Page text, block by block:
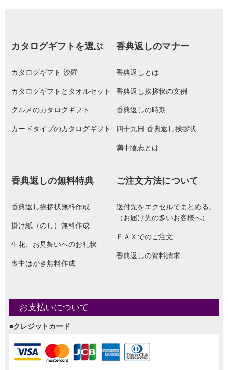
カタログギフトを選ぶ
カタログギフト 沙羅
カタログギフトとタオルセット
グルメのカタログギフト
カードタイプのカタログギフト
香典返しのマナー
香典返しとは
香典返し挨拶状の文例
香典返しの時期
四十九日 香典返し挨拶状
満中陰志とは
香典返しの無料特典
香典返し挨拶状無料作成
掛け紙（のし）無料作成
生花、お見舞いへのお礼状
喪中はがき無料作成
ご注文方法について
送付先をエクセルでまとめる。
（お届け先の多いお客様へ）
ＦＡＸでのご注文
香典返しの資料請求
お支払いについて
■クレジットカード